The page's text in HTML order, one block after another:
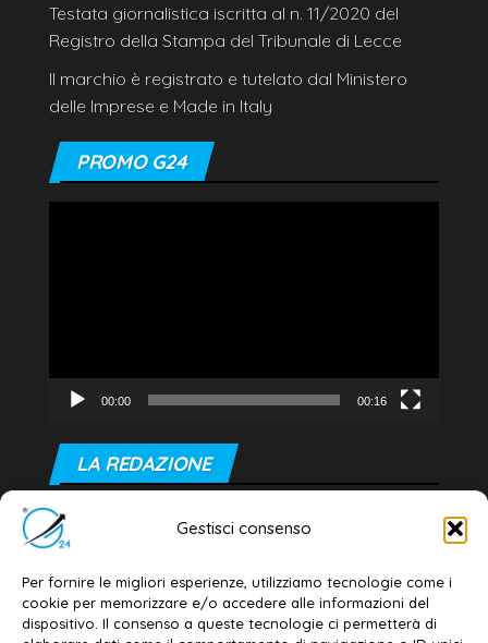
Gestisci consenso
Per fornire le migliori esperienze, utilizziamo tecnologie come i
cookie per memorizzare e/o accedere alle informazioni del
dispositivo. Il consenso a queste tecnologie ci permetterà di
Testata giornalistica iscritta al n. 11/2020 del
Registro della Stampa del Tribunale di Lecce
Il marchio è registrato e tutelato dal Ministero
delle Imprese e Made in Italy
PROMO G24
00:00 00:16
LA REDAZIONE
Editore e direttore responsabile:
Dott. Daniele G. Masciullo
Email: redazione@galatina24.it
Contatti –Disclaimer